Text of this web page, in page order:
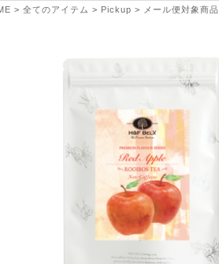
> 全てのアイテム > Pickup > メール便対象商品